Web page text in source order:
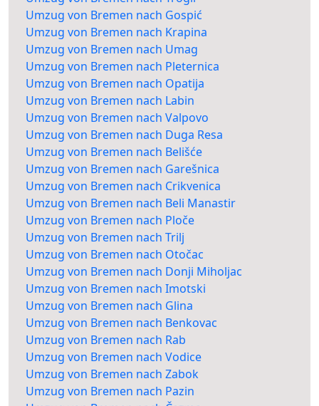
Umzug von Bremen nach Gospić
Umzug von Bremen nach Krapina
Umzug von Bremen nach Umag
Umzug von Bremen nach Pleternica
Umzug von Bremen nach Opatija
Umzug von Bremen nach Labin
Umzug von Bremen nach Valpovo
Umzug von Bremen nach Duga Resa
Umzug von Bremen nach Belišće
Umzug von Bremen nach Garešnica
Umzug von Bremen nach Crikvenica
Umzug von Bremen nach Beli Manastir
Umzug von Bremen nach Ploče
Umzug von Bremen nach Trilj
Umzug von Bremen nach Otočac
Umzug von Bremen nach Donji Miholjac
Umzug von Bremen nach Imotski
Umzug von Bremen nach Glina
Umzug von Bremen nach Benkovac
Umzug von Bremen nach Rab
Umzug von Bremen nach Vodice
Umzug von Bremen nach Zabok
Umzug von Bremen nach Pazin